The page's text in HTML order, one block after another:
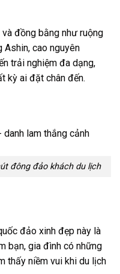
đồng bằng như ruộng
Ashin, cao nguyên
trải nghiệm đa dạng,
kỳ ai đặt chân đến.
đông đảo khách du lịch
đảo xinh đẹp này là
bạn, gia đình có những
thấy niềm vui khi du lịch